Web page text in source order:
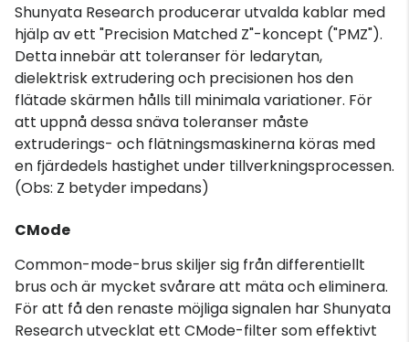
Shunyata Research producerar utvalda kablar med
hjälp av ett "Precision Matched Z"-koncept ("PMZ").
Detta innebär att toleranser för ledarytan,
dielektrisk extrudering och precisionen hos den
flätade skärmen hålls till minimala variationer. För
att uppnå dessa snäva toleranser måste
extruderings- och flätningsmaskinerna köras med
en fjärdedels hastighet under tillverkningsprocessen.
(Obs: Z betyder impedans)
CMode
Common-mode-brus skiljer sig från differentiellt
brus och är mycket svårare att mäta och eliminera.
För att få den renaste möjliga signalen har Shunyata
Research utvecklat ett CMode-filter som effektivt